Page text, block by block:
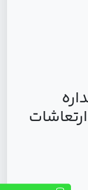
برند ارتعاشات